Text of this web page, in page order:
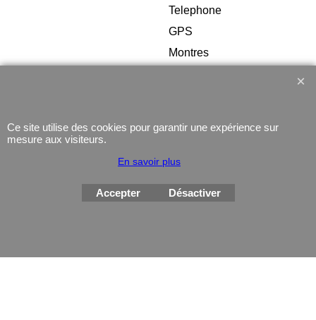
Telephone
GPS
Montres
avec le logiciel
eCommerce ShopFactory
Ce site utilise des cookies pour garantir une expérience sur
mesure aux visiteurs.
En savoir plus
Accepter Désactiver